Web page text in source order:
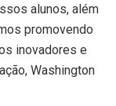
alunos, além
promovendo
inovadores e
Washington